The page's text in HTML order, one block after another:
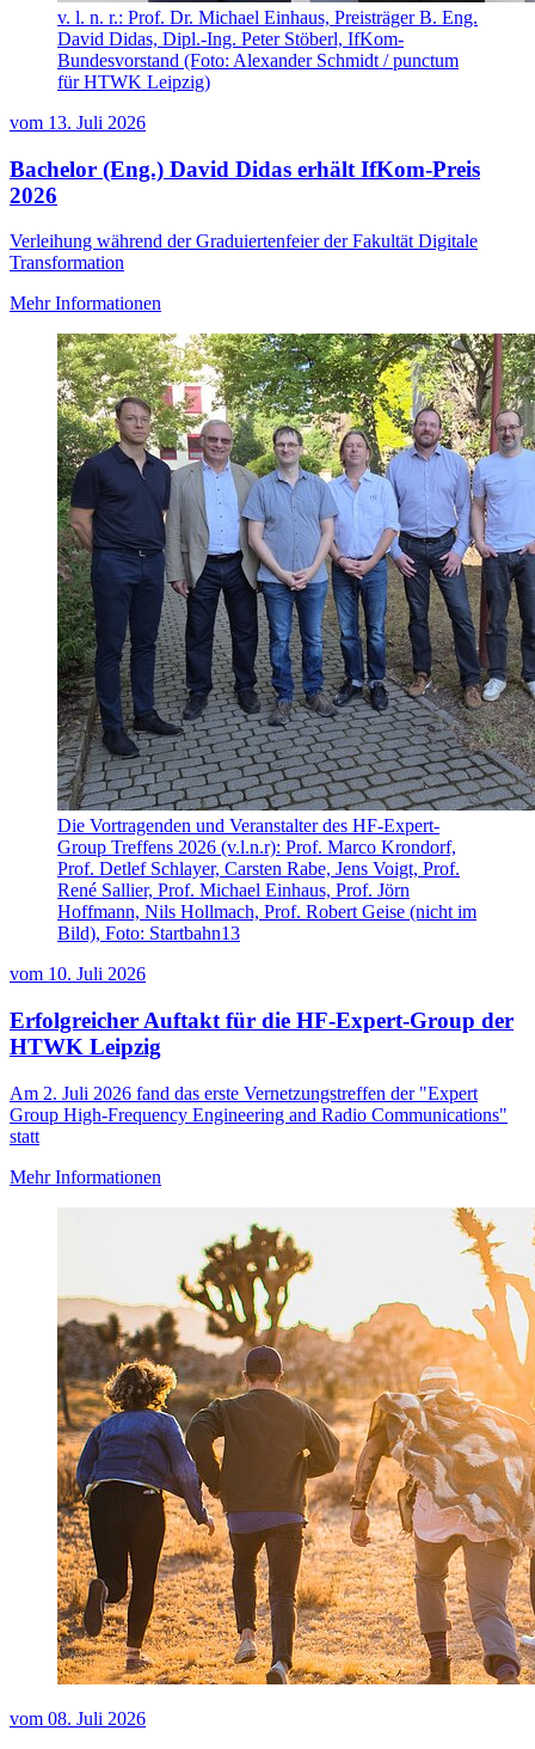
v. l. n. r.: Prof. Dr. Michael Einhaus, Preisträger B. Eng.
David Didas, Dipl.-Ing. Peter Stöberl, IfKom-
Bundesvorstand (Foto: Alexander Schmidt / punctum
für HTWK Leipzig)
vom 13. Juli 2026
Bachelor (Eng.) David Didas erhält IfKom-Preis
2026
Verleihung während der Graduiertenfeier der Fakultät Digitale
Transformation
Mehr Informationen
Die Vortragenden und Veranstalter des HF-Expert-
Group Treffens 2026 (v.l.n.r): Prof. Marco Krondorf,
Prof. Detlef Schlayer, Carsten Rabe, Jens Voigt, Prof.
René Sallier, Prof. Michael Einhaus, Prof. Jörn
Hoffmann, Nils Hollmach, Prof. Robert Geise (nicht im
Bild), Foto: Startbahn13
vom 10. Juli 2026
Erfolgreicher Auftakt für die HF-Expert-Group der
HTWK Leipzig
Am 2. Juli 2026 fand das erste Vernetzungstreffen der "Expert
Group High-Frequency Engineering and Radio Communications"
statt
Mehr Informationen
vom 08. Juli 2026